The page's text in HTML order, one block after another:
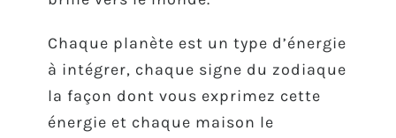
Chaque planète est un type d’énergie
à intégrer, chaque signe du zodiaque
la façon dont vous exprimez cette
énergie et chaque maison le